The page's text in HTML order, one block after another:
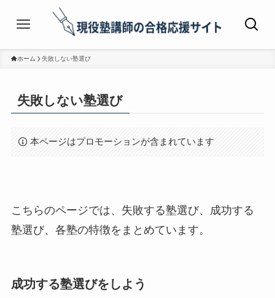
ホーム 失敗しない塾選び
失敗しない塾選び
本ページはプロモーションが含まれています
こちらのページでは、失敗する塾選び、成功する
塾選び、各塾の特徴をまとめています。
成功する塾選びをしよう